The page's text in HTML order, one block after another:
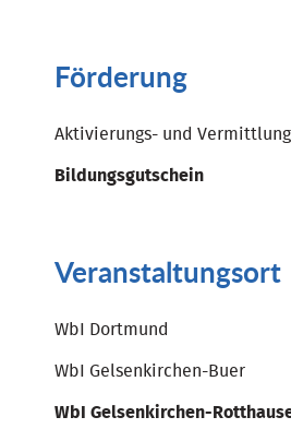
Förderung
Aktivierungs- und
Bildungsgutschein
Veranstaltungsort
WbI Dortmund
WbI Gelsenkirchen-Buer
WbI Gelsenkirchen-